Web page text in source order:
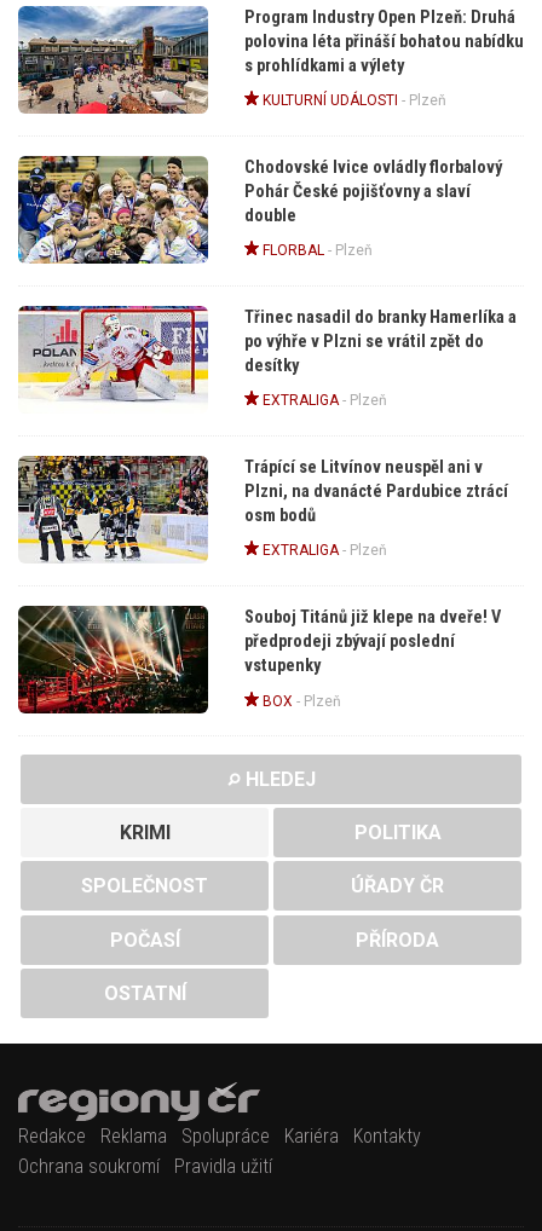
Program Industry Open Plzeň: Druhá
polovina léta přináší bohatou nabídku
s prohlídkami a výlety
KULTURNÍ UDÁLOSTI - Plzeň
Chodovské lvice ovládly florbalový
Pohár České pojišťovny a slaví
double
FLORBAL- Plzeň
Třinec nasadil do branky Hamerlíka a
po výhře v Plzni se vrátil zpět do
desítky
EXTRALIGA- Plzeň
Trápící se Litvínov neuspěl ani v
Plzni, na dvanácté Pardubice ztrácí
osm bodů
EXTRALIGA- Plzeň
Souboj Titánů již klepe na dveře! V
předprodeji zbývají poslední
vstupenky
BOX - Plzeň
HLEDEJ
KRIMI POLITIKA
SPOLEČNOST ÚŘADY ČR
POČASÍ PŘÍRODA
OSTATNÍ
Redakce Reklama Spolupráce Kariéra
Kontakty
Ochrana soukromí
Pravidla užití